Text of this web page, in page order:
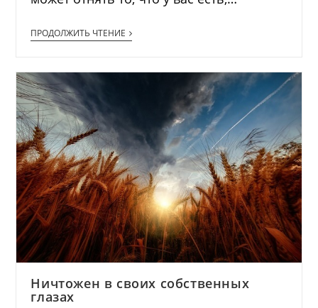
ПРОДОЛЖИТЬ ЧТЕНИЕ
Ничтожен в своих собственных
глазах